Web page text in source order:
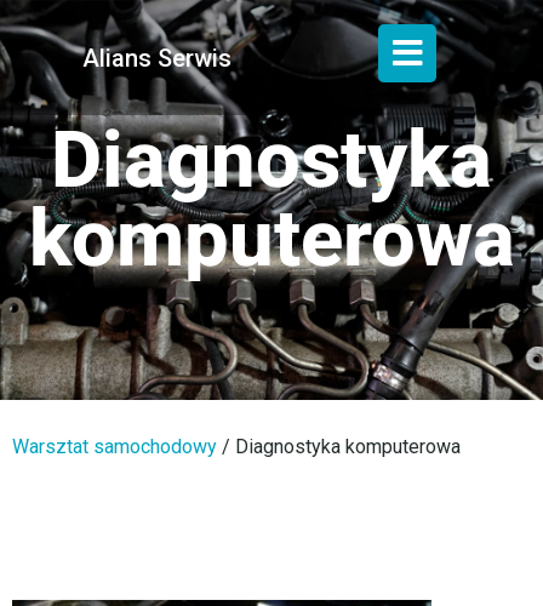
Alians Serwis
Diagnostyka
komputerowa
Warsztat samochodowy / Diagnostyka komputerowa